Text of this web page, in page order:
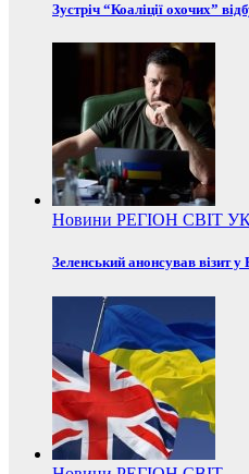
Зустріч “Коаліції охочих”
Новини РЕГІОН СВІТ
Зеленський анонсував візит